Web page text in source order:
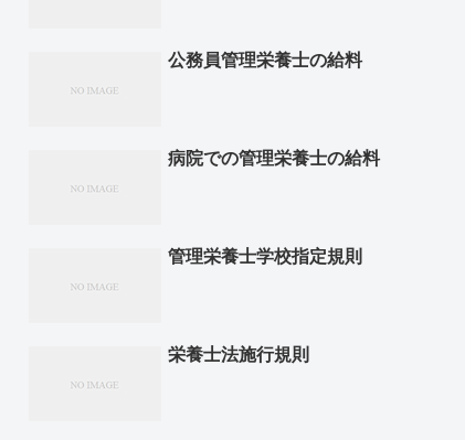
公務員管理栄養士の給料
病院での管理栄養士の給料
管理栄養士学校指定規則
栄養士法施行規則